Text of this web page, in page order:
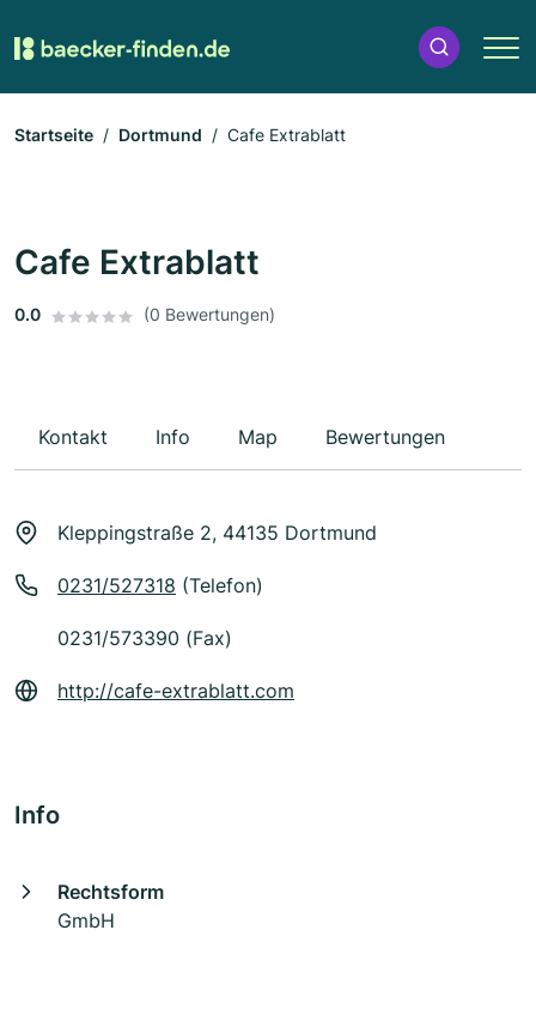
Startseite Dortmund Cafe Extrablatt
Cafe Extrablatt
0.0 (0 Bewertungen)
Kontakt Info Map Bewertungen
Kleppingstraße 2, 44135 Dortmund
0231/527318 (Telefon)
0231/573390 (Fax)
http://cafe-extrablatt.com
Info
Rechtsform
GmbH